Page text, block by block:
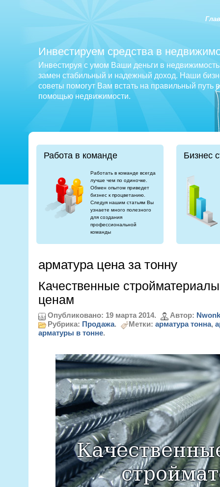
Инвестируем средства в
Инвестируя с умом Ваши деньги в
замен стабильный и надежный доход. Наши
советы помогут Вам встать на правильный путь
помощью недвижимости.
Работа в команде
Работать в команде всегда
лучше чем по одиночке.
Обмен опытом приведет
бизнес к процветанию.
Следуя нашим статьям Вы
узнаете много полезного
для создания
профессиональной
команды
Бизнес
арматура цена за тонну
Качественные
ценам
Опубликовано: 19 марта 2014. Автор:
Рубрика: Продажа. Метки: арматура тонна,
арматуры в тонне.